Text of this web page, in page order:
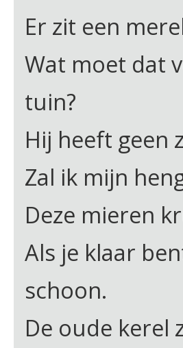
Er zit een
Wat moet dat
tuin?
Hij heeft geen
Zal ik mijn
Deze mieren
Als je klaar
schoon.
De oude kerel